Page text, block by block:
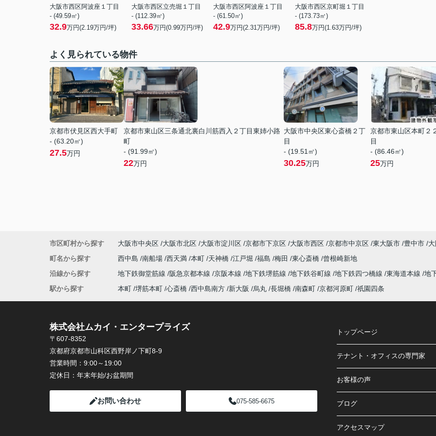
大阪市西区阿波座１丁目
- (49.59㎡)
32.9万円(2.19万円/坪)
大阪市西区立売堀１丁目
- (112.39㎡)
33.66万円(0.99万円/坪)
大阪市西区阿波座１丁目
- (61.50㎡)
42.9万円(2.31万円/坪)
大阪市西区京町堀１丁目
- (173.73㎡)
85.8万円(1.63万円/坪)
よく見られている物件
京都市伏見区西大手町
- (63.20㎡)
27.5万円
京都市東山区三条通北裏白川筋西入２丁目東姉小路
町
- (91.99㎡)
22万円
大阪市中央区東心斎橋２丁
目
- (19.51㎡)
30.25万円
京都市東山区本町２
目
- (86.46㎡)
25万円
市区町村から探す 大阪市中央区 大阪市北区 大阪市淀川区 京都市下京区 大阪市西区 京都市中京区 東大阪市 豊中市
町名から探す
西中島 南船場 西天満 本町 天神橋 江戸堀 福島 梅田 東心斎橋
曾根崎新地
沿線から探す
地下鉄御堂筋線 阪急京都本線 京阪本線 地下鉄堺筋線 地下鉄谷町線 地下鉄四つ橋線 東海道本線 地
駅から探す
本町 堺筋本町 心斎橋 西中島南方 新大阪 烏丸 長堀橋 南森町 京都河原町 祇園四条
株式会社ムカイ・エンタープライズ
〒607-8352
京都府京都市山科区西野岸ノ下町8-9
営業時間： 9:00～19:00
定休日： 年末年始/お盆期間
お問い合わせ 075-585-6675
トップページ
テナント・オフィスの専門家
お客様の声
ブログ
アクセスマップ